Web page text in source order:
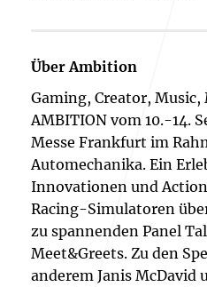
Über Ambition
Gaming, Creator,
AMBITION vom 10.-14.
Messe Frankfurt im
Automechanika. Ein
Innovationen und
Racing-Simulatoren
zu spannenden Panel
Meet&Greets. Zu den
anderem Janis McDavid